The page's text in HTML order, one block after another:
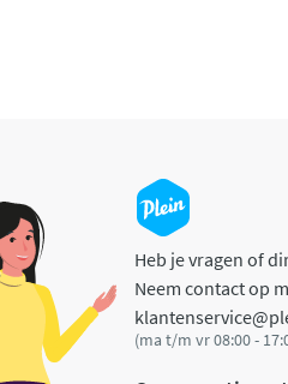
Heb je vragen of
Neem contact op
(ma t/m vr 08:00 -